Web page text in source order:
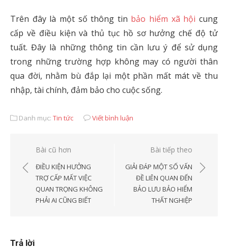
Trên đây là một số thông tin bảo hiểm xã hội cung
cấp về điều kiện và thủ tục hồ sơ hưởng chế độ tử
tuất. Đây là những thông tin cần lưu ý để sử dụng
trong những trường hợp không may có người thân
qua đời, nhằm bù đắp lại một phần mất mát về thu
nhập, tài chính, đảm bảo cho cuộc sống.
Danh mục: Tin tức Viết bình luận
Điều
hướng
viết
Bài cũ hơn
ĐIỀU KIỆN HƯỞNG
TRỢ CẤP MẤT VIỆC
QUAN TRỌNG KHÔNG
PHẢI AI CŨNG BIẾT
Bài tiếp theo
GIẢI ĐÁP MỘT SỐ VẤN
ĐỀ LIÊN QUAN ĐẾN
BẢO LƯU BẢO HIỂM
THẤT NGHIỆP
Trả lời